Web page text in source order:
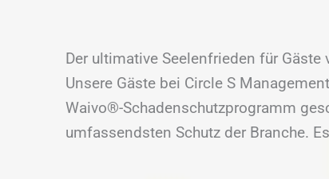
Der ultimative Seelenfrieden für Gäste
Unsere Gäste bei Circle S
Waivo®-Schadenschutzprogramm
umfassendsten Schutz der Branche.